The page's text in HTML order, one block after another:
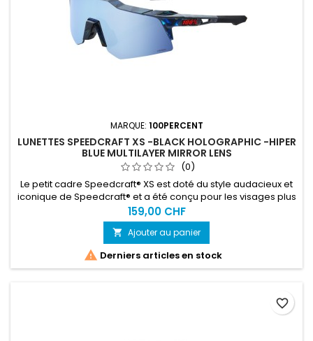
MARQUE: 100PERCENT
LUNETTES SPEEDCRAFT XS -BLACK HOLOGRAPHIC -HIPER
BLUE MULTILAYER MIRROR LENS
(0)
Le petit cadre Speedcraft® XS est doté du style audacieux et
iconique de Speedcraft® et a été conçu pour les visages plus
petits, les femmes intransigeantes et les jeunes athlètes qui
souhaitent la même excellente ligne de vue et audace que
l'OG.
159,00 CHF
 Ajouter au panier
 Derniers articles en stock
favorite_border